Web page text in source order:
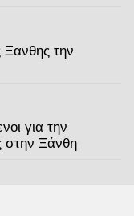
Ξανθης την
για την
στην Ξάνθη